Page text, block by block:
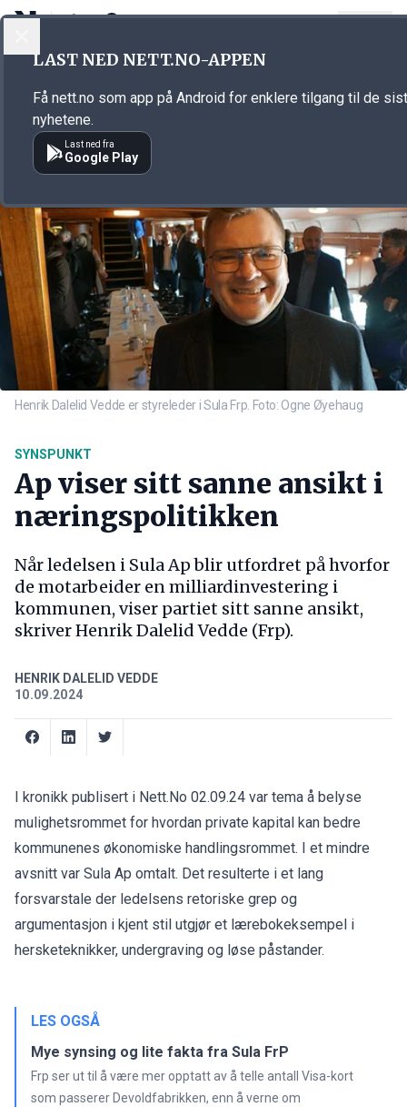
Annonsørinnhold
Henrik Dalelid Vedde er styreleder i Sula Frp. Foto: Ogne Øyehaug
SYNSPUNKT
Ap viser sitt sanne ansikt i
næringspolitikken
Når ledelsen i Sula Ap blir utfordret på hvorfor
de motarbeider en milliardinvestering i
kommunen, viser partiet sitt sanne ansikt,
skriver Henrik Dalelid Vedde (Frp).
HENRIK DALELID VEDDE
10.09.2024
I kronikk publisert i Nett.No 02.09.24 var tema å belyse
mulighetsrommet for hvordan private kapital kan bedre
kommunenes økonomiske handlingsrommet. I et mindre
avsnitt var Sula Ap omtalt. Det resulterte i et lang
forsvarstale der ledelsens retoriske grep og
argumentasjon i kjent stil utgjør et lærebokeksempel i
hersketeknikker, undergraving og løse påstander.
LES OGSÅ
Mye synsing og lite fakta fra Sula FrP
Frp ser ut til å være mer opptatt av å telle antall Visa-kort
som passerer Devoldfabrikken, enn å verne om
LAST NED NETT.NO-APPEN
Få nett.no som app på Android for enklere tilgang til de
nyhetene.
Last ned fra
Google Play